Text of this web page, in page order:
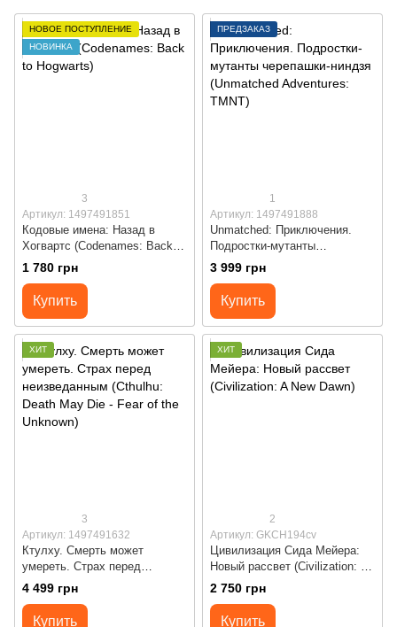
НОВОЕ ПОСТУПЛЕНИЕ
НОВИНКА
3
Артикул: 1497491851
Кодовые имена: Назад в
Хогвартс (Codenames: Back to
Hogwarts)
1 780 грн
Купить
ПРЕДЗАКАЗ
1
Артикул: 1497491888
Unmatched: Приключения.
Подростки-мутанты
черепашки-ниндзя (Unmatched
Adventures: TMNT)
3 999 грн
Купить
ХИТ
3
Артикул: 1497491632
Ктулху. Смерть может
умереть. Страх перед
неизведанным (Cthulhu: Death
May Die - Fear of the Unknown)
4 499 грн
Купить
ХИТ
2
Артикул: GKCH194cv
Цивилизация Сида Мейера:
Новый рассвет (Civilization: A
New Dawn)
2 750 грн
Купить